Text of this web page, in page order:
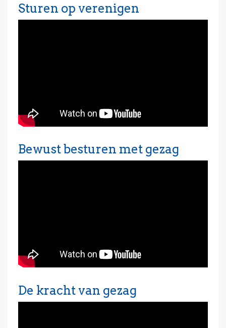
Sturen op verenigen
Bewust besturen met gezag
De kracht van gezag